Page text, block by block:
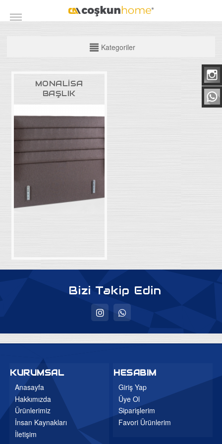
Kategoriler
Mobilya Grubu
Yatak Odası Takımları
Yemek Odası
Maxi Takımlar
TV Üniteleri
Bazalar
Uyku Evi
3'lü Setler
Mutfak Masa ve Sandalye
MONALİSA
BAŞLIK
Bizi Takip Edin
KURUMSAL
Anasayfa
Hakkımızda
Ürünlerimiz
İnsan Kaynakları
İletişim
HESABIM
Giriş Yap
Üye Ol
Siparişlerim
Favori Ürünlerim